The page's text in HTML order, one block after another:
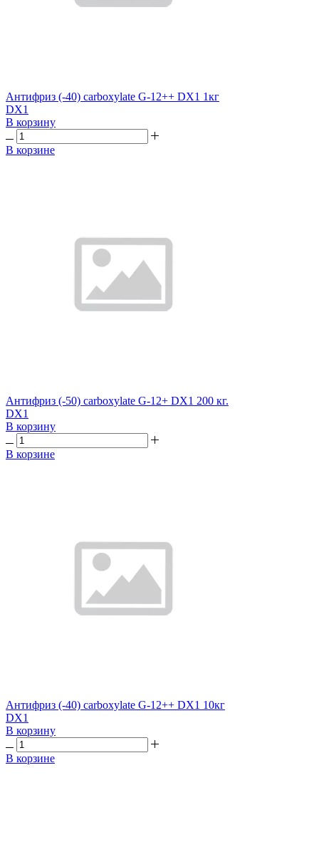
Антифриз (-40) carboxylate G-12++ DX1 1кг
DX1
В корзину
В корзине
Антифриз (-50) carboxylate G-12+ DX1 200 кг.
DX1
В корзину
В корзине
Антифриз (-40) carboxylate G-12++ DX1 10кг
DX1
В корзину
В корзине